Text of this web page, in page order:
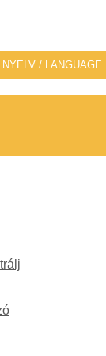
NYELV / LANGUAGE